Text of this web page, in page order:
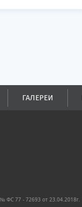
ГАЛЕРЕИ
ФС 77 - 72693 от 23.04.2018г.